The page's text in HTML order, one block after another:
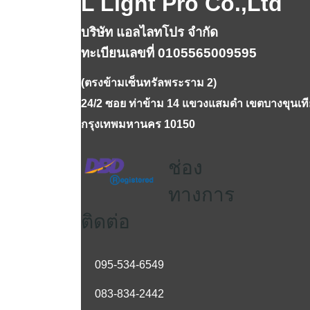
บริษัท แอลไลทโปร จำกัด
ทะเบียนเลขที่ 0105565009595
(ตรงข้ามเซ็นทรัลพระราม 2)
24/2 ซอย ท่าข้าม 14 แขวงแสมดำ เขตบางขุนเ
กรุงเทพมหานคร 10150
ช่อง
ทางการ
ติดต่อ
095-534-6549
083-834-2442